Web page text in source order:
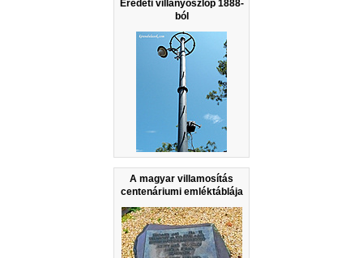
Eredeti villanyoszlop 1888-
ból
A magyar villamosítás
centenáriumi emléktáblája